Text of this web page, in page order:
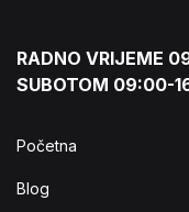
RADNO VRIJEME
SUBOTOM 09:00-
Početna
Blog